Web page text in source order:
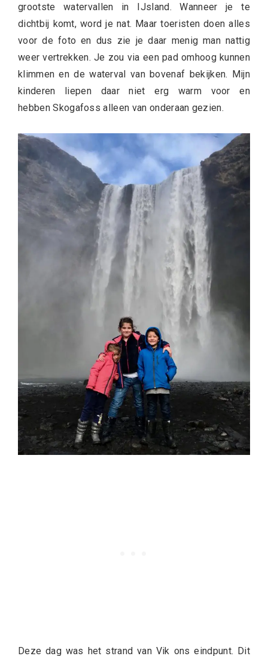
grootste watervallen in IJsland. Wanneer je te
dichtbij komt, word je nat. Maar toeristen doen alles
voor de foto en dus zie je daar menig man nattig
weer vertrekken. Je zou via een pad omhoog kunnen
klimmen en de waterval van bovenaf bekijken. Mijn
kinderen liepen daar niet erg warm voor en
hebben Skogafoss alleen van onderaan gezien.
Deze dag was het strand van Vik ons eindpunt. Dit